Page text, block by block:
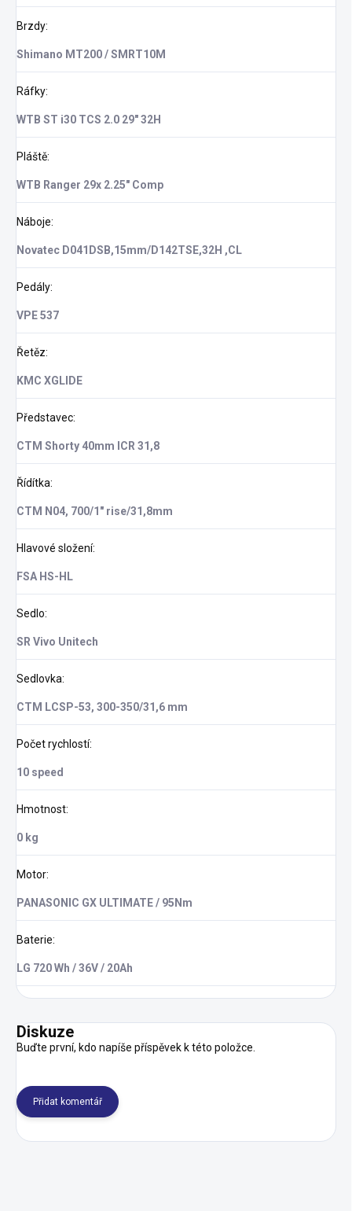
Brzdy:
Shimano MT200 / SMRT10M
Ráfky:
WTB ST i30 TCS 2.0 29" 32H
Pláště:
WTB Ranger 29x 2.25" Comp
Náboje:
Novatec D041DSB,15mm/D142TSE,32H ,CL
Pedály:
VPE 537
Řetěz:
KMC XGLIDE
Představec:
CTM Shorty 40mm ICR 31,8
Řídítka:
CTM N04, 700/1" rise/31,8mm
Hlavové složení:
FSA HS-HL
Sedlo:
SR Vivo Unitech
Sedlovka:
CTM LCSP-53, 300-350/31,6 mm
Počet rychlostí:
10 speed
Hmotnost:
0 kg
Motor:
PANASONIC GX ULTIMATE / 95Nm
Baterie:
LG 720 Wh / 36V / 20Ah
Diskuze
Buďte první, kdo napíše příspěvek k této položce.
Přidat komentář